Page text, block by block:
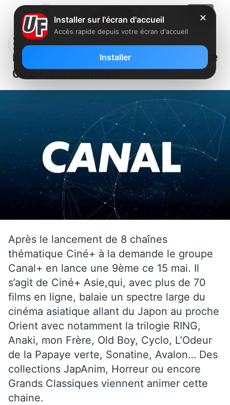
Lancement d’une nouvelle chaîne
Ciné+ à la demande
Après le lancement de 8 chaînes
thématique Ciné+ à la demande le groupe
Canal+ en lance une 9ème ce 15 mai. Il
s’agit de Ciné+ Asie,qui, avec plus de 70
films en ligne, balaie un spectre large du
cinéma asiatique allant du Japon au proche
Orient avec notamment la trilogie RING,
Anaki, mon Frère, Old Boy, Cyclo, L’Odeur
de la Papaye verte, Sonatine, Avalon… Des
collections JapAnim, Horreur ou encore
Grands Classiques viennent animer cette
chaine.
✕
Installer sur l'écran d'accueil
Accès rapide depuis votre écran d'accueil
Installer